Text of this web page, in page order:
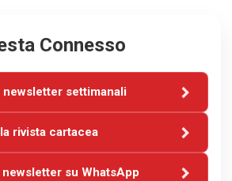
Connesso
settimanali
rivista cartacea
su WhatsApp